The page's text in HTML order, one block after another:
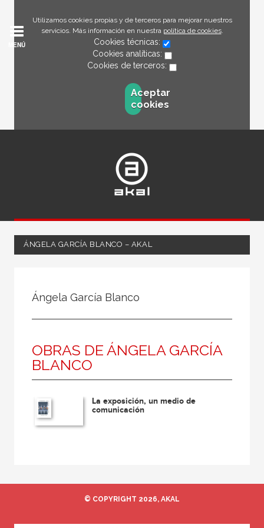
Utilizamos cookies propias y de terceros para mejorar nuestros
servicios. Más información en nuestra política de cookies.
Cookies técnicas:
Cookies analíticas:
Cookies de terceros:
Aceptar
cookies
MENÚ
ÁNGELA GARCÍA BLANCO – AKAL
Coordinador
Editor
Escritor
Escritora
Ángela García Blanco
OBRAS DE ÁNGELA GARCÍA
BLANCO
La exposición, un medio de
comunicación
© COPYRIGHT 2026, AKAL